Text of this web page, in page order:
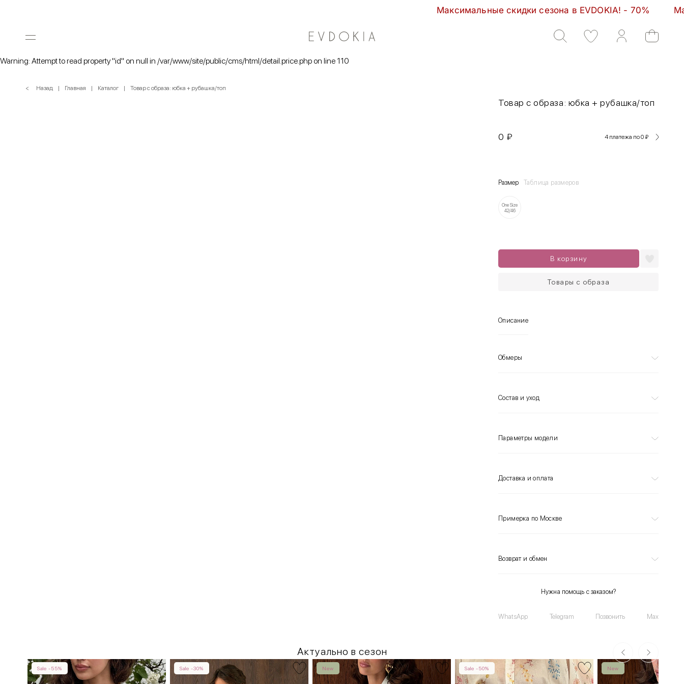
Максимальные скидки сезона в EVDOKIA! - 70%
Warning: Attempt to read property "id" on null in /var/www/site/public/cms/html/detail.price.php on line 110
< Назад Главная Каталог Товар с образа: юбка + рубашка/топ
Товар с образа: юбка + рубашка/топ
0 ₽ 4 платежа по 0 ₽
Размер Таблица размеров
One Size
42/46
В корзину
Товары с образа
Описание
Обмеры
Состав и уход
Параметры модели
Доставка и оплата
Примерка по Москве
Возврат и обмен
Нужна помощь с заказом?
WhatsApp Telegram Позвонить Max
Актуально в сезон
Sale -55% Sale -30% New Sale -50% New